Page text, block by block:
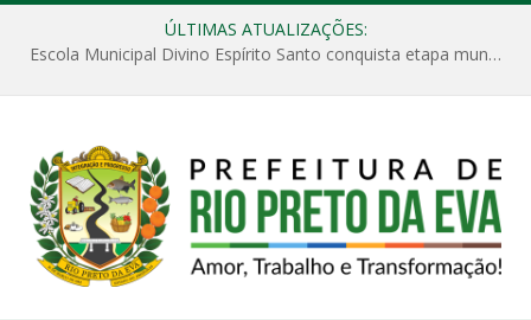
ÚLTIMAS ATUALIZAÇÕES:
Escola Municipal Divino Espírito Santo conquista etapa municipal da V Feira Amazonense de Matemática